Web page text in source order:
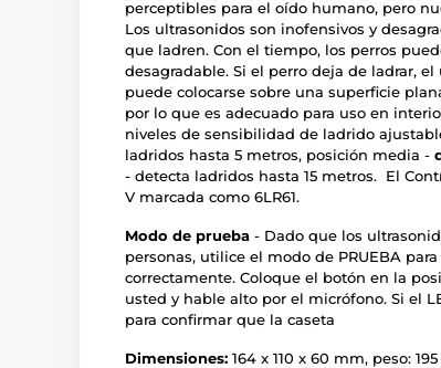
perceptibles para el oído humano, pero
Los ultrasonidos son inofensivos y
que ladren. Con el tiempo, los perros
desagradable. Si el perro deja de ladrar,
puede colocarse sobre una superficie
por lo que es adecuado para uso en
niveles de sensibilidad de ladrido
ladridos hasta 5 metros, posición media -
- detecta ladridos hasta 15 metros. El
V marcada como 6LR61.
Modo de prueba - Dado que los
personas, utilice el modo de PRUEBA
correctamente. Coloque el botón en la
usted y hable alto por el micrófono. Si el
para confirmar que la caseta
Dimensiones: 164 x 110 x 60 mm, peso: